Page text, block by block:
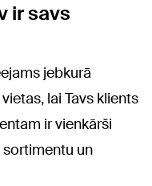
ir savs
jebkurā
lai Tavs klients
ir vienkārši
sortimentu un